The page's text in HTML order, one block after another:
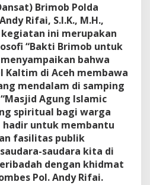
Brimob Polda
Rifai, S.I.K., M.H.,
ini merupakan
“Bakti Brimob untuk
bahwa
Kaltim di Aceh membawa
mendalam di samping
Agung Islamic
spiritual bagi warga
hadir untuk membantu
fasilitas publik
saudara kita di
dengan khidmat
Pol. Andy Rifai.